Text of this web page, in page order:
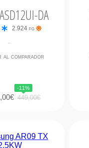
DA
2.924 fg
-
al comparador
,00€
-11%
449,00€